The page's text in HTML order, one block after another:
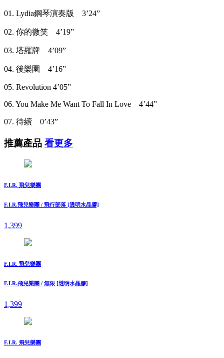
01. Lydia鋼琴演奏版 3’24”
02. 你的微笑 4’19”
03. 塔羅牌 4’09”
04. 後樂園 4’16”
05. Revolution 4’05”
06. You Make Me Want To Fall In Love 4’44”
07. 待續 0’43”
推薦產品 看更多
F.I.R. 飛兒樂團
F.I.R.飛兒樂團 / 飛行部落 [透明水晶膠]
1,399
F.I.R. 飛兒樂團
F.I.R.飛兒樂團 / 無限 [透明水晶膠]
1,399
F.I.R. 飛兒樂團